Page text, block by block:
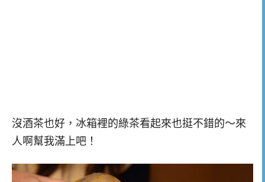
沒酒茶也好，冰箱裡的綠茶看起來也挺不錯的～來
人啊幫我滿上吧！